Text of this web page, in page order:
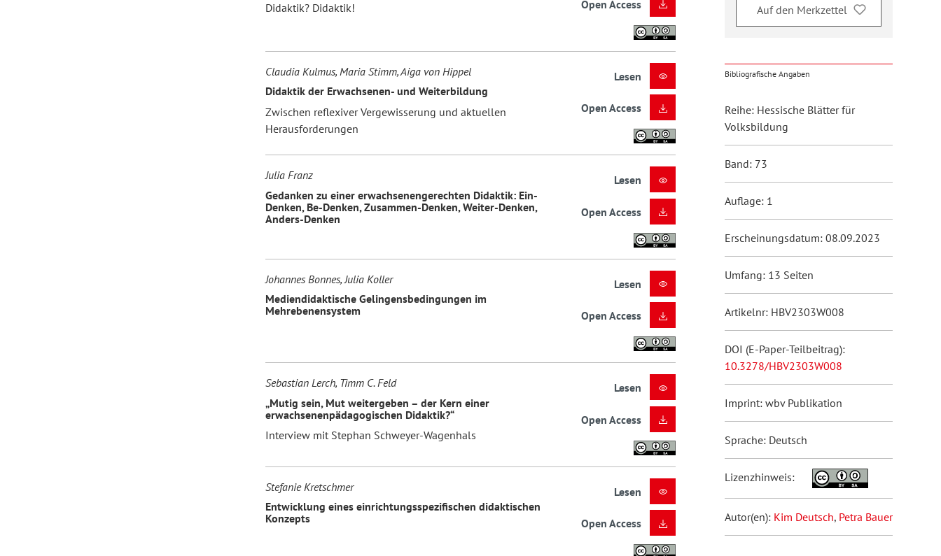
Didaktik? Didaktik!
Open Access
Claudia Kulmus, Maria Stimm, Aiga von Hippel
Didaktik der Erwachsenen- und Weiterbildung
Zwischen reflexiver Vergewisserung und aktuellen
Herausforderungen
Lesen
Open Access
Julia Franz
Gedanken zu einer erwachsenengerechten Didaktik: Ein-
Denken, Be-Denken, Zusammen-Denken, Weiter-Denken,
Anders-Denken
Lesen
Open Access
Johannes Bonnes, Julia Koller
Mediendidaktische Gelingensbedingungen im
Mehrebenensystem
Lesen
Open Access
Sebastian Lerch, Timm C. Feld
„Mutig sein, Mut weitergeben – der Kern einer
erwachsenenpädagogischen Didaktik?“
Interview mit Stephan Schweyer-Wagenhals
Lesen
Open Access
Stefanie Kretschmer
Entwicklung eines einrichtungsspezifischen didaktischen
Konzepts
Lesen
Open Access
Auf den Merkzettel
Bibliografische Angaben
Reihe: Hessische Blätter für
Volksbildung
Band: 73
Auflage: 1
Erscheinungsdatum: 08.09.2023
Umfang: 13 Seiten
Artikelnr: HBV2303W008
DOI (E-Paper-Teilbeitrag):
10.3278/HBV2303W008
Imprint: wbv Publikation
Sprache: Deutsch
Lizenzhinweis:
Autor(en): Kim Deutsch, Petra Bauer